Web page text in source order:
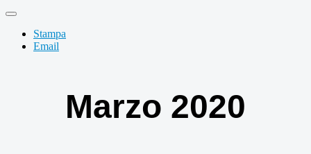
Stampa
Email
Marzo 2020